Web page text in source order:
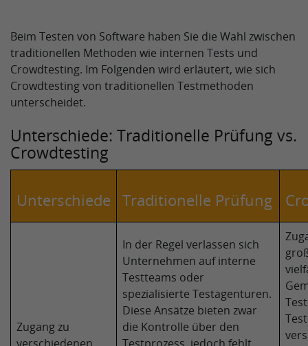
Beim Testen von Software haben Sie die Wahl zwischen
traditionellen Methoden wie internen Tests und
Crowdtesting. Im Folgenden wird erläutert, wie sich
Crowdtesting von traditionellen Testmethoden
unterscheidet.
Unterschiede: Traditionelle Prüfung vs.
Crowdtesting
Unterschiede Traditionelle Prüfung
Zugang zu
In der Regel verlassen sich
Unternehmen auf interne
Testteams oder
spezialisierte Testagenturen.
Diese Ansätze bieten zwar
die Kontrolle über den